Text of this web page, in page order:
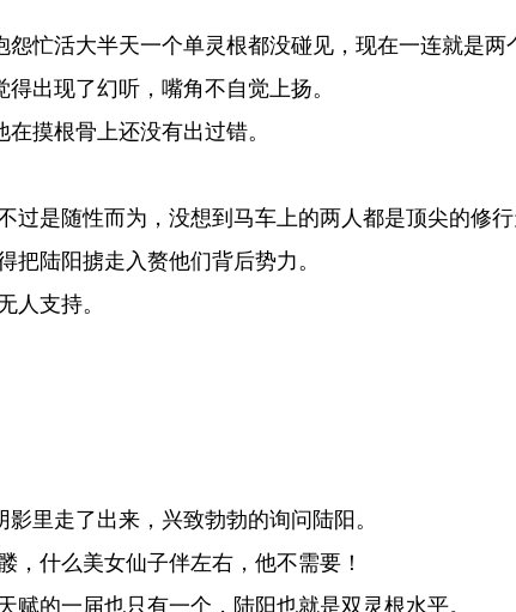
忙活大半天一个单灵根都没碰见，现在一连就是两
出现了幻听，嘴角不自觉上扬。
摸根骨上还没有出过错。
是随性而为，没想到马车上的两人都是顶尖的修
陆阳掳走入赘他们背后势力。
人支持。
里走了出来，兴致勃勃的询问陆阳。
什么美女仙子伴左右，他不需要！
的一届也只有一个，陆阳也就是双灵根水平。